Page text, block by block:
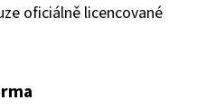
oficiálně licencované